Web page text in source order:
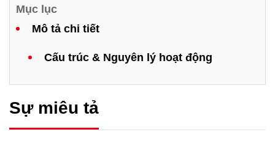
Mục lục
​Mô tả chi tiết​
​Cấu trúc & Nguyên lý hoạt động​
Sự miêu tả